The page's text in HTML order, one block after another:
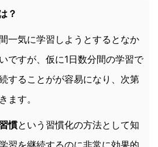
？
一気に学習しようとするとなか
ですが、仮に1日数分間の学習で
することがが容易になり、次第
ます。
慣という習慣化の方法として知